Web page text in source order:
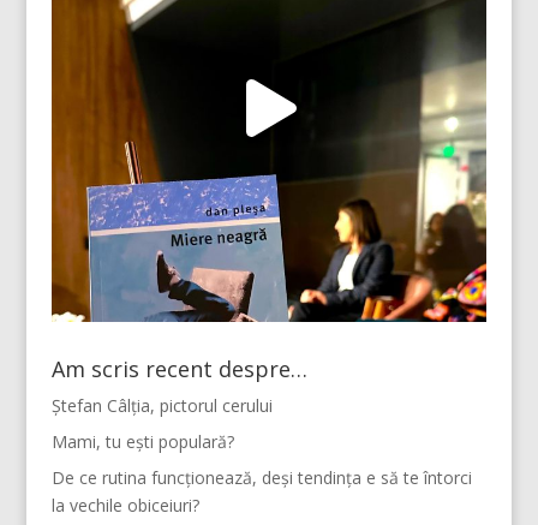
Am scris recent despre…
Ștefan Câlția, pictorul cerului
Mami, tu ești populară?
De ce rutina funcționează, deși tendința e să te întorci
la vechile obiceiuri?